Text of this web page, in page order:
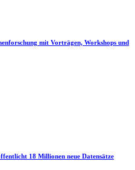
mit Vorträgen, Workshops und
18 Millionen neue Datensätze